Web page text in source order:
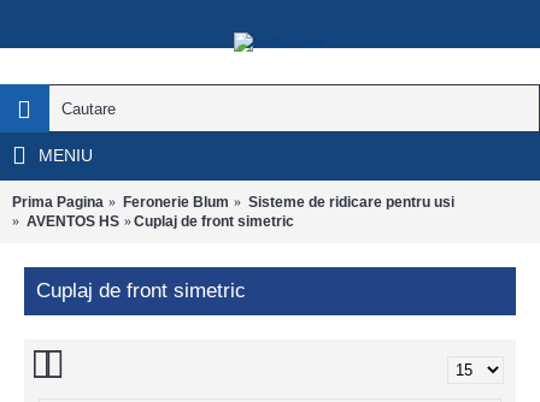
MENIU
Prima Pagina Feronerie Blum
Sisteme de ridicare pentru usi
AVENTOS HS
Cuplaj de front simetric
Cuplaj de front simetric